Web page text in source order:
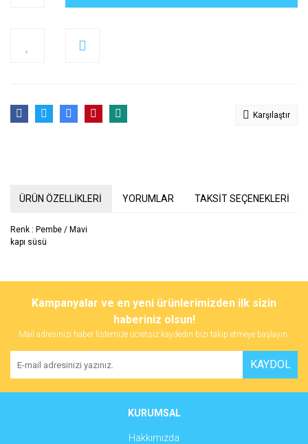
Karşılaştır
ÜRÜN ÖZELLİKLERİ YORUMLAR TAKSİT SEÇENEKLERİ
Renk : Pembe / Mavi
kapı süsü
Bu ürüne ilk yorumu siz yapın!
Yorum Yaz
tarafımıza iletebilirsiniz.
Görüş ve önerileriniz için teşekkür ederiz.
Ürün resmi kalitesiz, bozuk veya görüntülenemiyor.
Ürün açıklamasında eksik bilgiler bulunuyor.
Ürün fiyatı diğer sitelerden daha pahalı.
Kampanyalar ve en yeni ürünlerimizden ilk sizin
haberiniz olsun!
Mail adresinizi haber listemize ücretsiz kaydedin bizi takip etmeye başlayın.
KAYDOL
KURUMSAL
Hakkımızda